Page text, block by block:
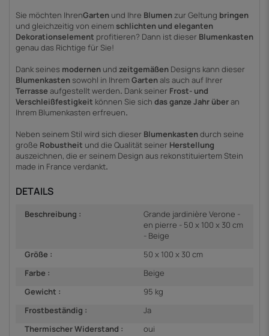
Sie möchten IhrenGarten und Ihre Blumenzur Geltung bringen
und gleichzeitig von einem schlichten und eleganten
Dekorationselement profitieren? Dann ist dieser Blumenkasten
genau das Richtige für Sie!
Dankseines modernen und zeitgemäßen Designs kann dieser
Blumenkastensowohl in Ihrem Gartenals auch auf Ihrer
Terrasse aufgestellt werden. Dank seiner Frost- und
Verschleißfestigkeit können Sie sich das ganze Jahr überan
Ihrem Blumenkasten erfreuen.
Neben seinem Stil wird sich dieser Blumenkastendurch seine
große Robustheit und die Qualität seiner Herstellung
auszeichnen, die er seinem Design aus rekonstituiertem Stein
made in France verdankt.
DETAILS
Beschreibung :
Grande jardinière Verone -
en pierre - 50 x 100 x 30 cm
- Beige
Größe :
50 x 100 x 30 cm
Farbe :
Beige
Gewicht :
95 kg
Frostbeständig :
Ja
Thermischer Widerstand :
oui